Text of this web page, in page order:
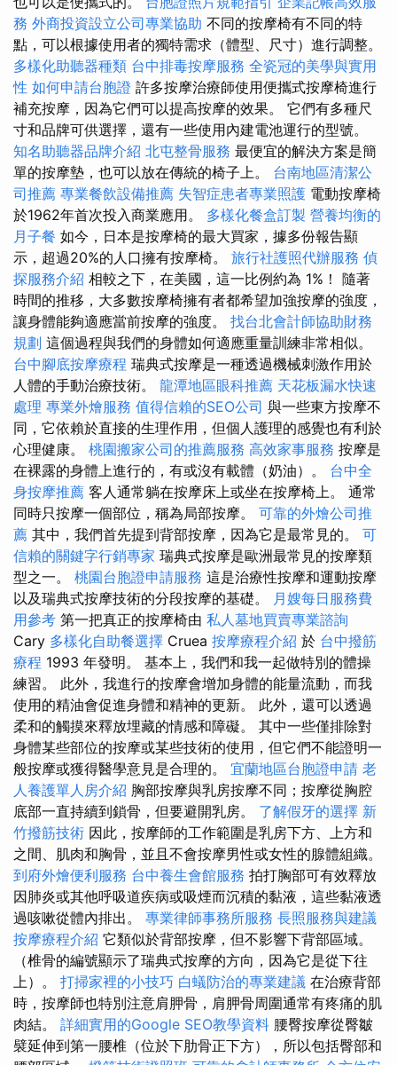
務 外商投資設立公司專業協助 不同的按摩椅有不同的特
點，可以根據使用者的獨特需求（體型、尺寸）進行調整。
多樣化助聽器種類 台中排毒按摩服務 全瓷冠的美學與實用
性 如何申請台胞證 許多按摩治療師使用便攜式按摩椅進行
補充按摩，因為它們可以提高按摩的效果。 它們有多種尺
寸和品牌可供選擇，還有一些使用內建電池運行的型號。
知名助聽器品牌介紹 北屯整骨服務 最便宜的解決方案是簡
單的按摩墊，也可以放在傳統的椅子上。 台南地區清潔公
司推薦 專業餐飲設備推薦 失智症患者專業照護 電動按摩椅
於1962年首次投入商業應用。 多樣化餐盒訂製 營養均衡的
月子餐 如今，日本是按摩椅的最大買家，據多份報告顯
示，超過20%的人口擁有按摩椅。 旅行社護照代辦服務 偵
探服務介紹 相較之下，在美國，這一比例約為 1%！ 隨著
時間的推移，大多數按摩椅擁有者都希望加強按摩的強度，
讓身體能夠適應當前按摩的強度。 找台北會計師協助財務
規劃 這個過程與我們的身體如何適應重量訓練非常相似。
台中腳底按摩療程 瑞典式按摩是一種透過機械刺激作用於
人體的手動治療技術。 龍潭地區眼科推薦 天花板漏水快速
處理 專業外燴服務 值得信賴的SEO公司 與一些東方按摩不
同，它依賴於直接的生理作用，但個人護理的感覺也有利於
心理健康。 桃園搬家公司的推薦服務 高效家事服務 按摩是
在裸露的身體上進行的，有或沒有載體（奶油）。 台中全
身按摩推薦 客人通常躺在按摩床上或坐在按摩椅上。 通常
同時只按摩一個部位，稱為局部按摩。 可靠的外燴公司推
薦 其中，我們首先提到背部按摩，因為它是最常見的。 可
信賴的關鍵字行銷專家 瑞典式按摩是歐洲最常見的按摩類
型之一。 桃園台胞證申請服務 這是治療性按摩和運動按摩
以及瑞典式按摩技術的分段按摩的基礎。 月嫂每日服務費
用參考 第一把真正的按摩椅由 私人墓地買賣專業諮詢
Cary 多樣化自助餐選擇 Cruea 按摩療程介紹 於 台中撥筋
療程 1993 年發明。 基本上，我們和我一起做特別的體操
練習。 此外，我進行的按摩會增加身體的能量流動，而我
使用的精油會促進身體和精神的更新。 此外，還可以透過
柔和的觸摸來釋放埋藏的情感和障礙。 其中一些僅排除對
身體某些部位的按摩或某些技術的使用，但它們不能證明一
般按摩或獲得醫學意見是合理的。 宜蘭地區台胞證申請 老
人養護單人房介紹 胸部按摩與乳房按摩不同；按摩從胸腔
底部一直持續到鎖骨，但要避開乳房。 了解假牙的選擇 新
竹撥筋技術 因此，按摩師的工作範圍是乳房下方、上方和
之間、肌肉和胸骨，並且不會按摩男性或女性的腺體組織。
到府外燴便利服務 台中養生會館服務 拍打胸部可有效釋放
因肺炎或其他呼吸道疾病或吸煙而沉積的黏液，這些黏液透
過咳嗽從體內排出。 專業律師事務所服務 長照服務與建議
按摩療程介紹 它類似於背部按摩，但不影響下背部區域。
（椎骨的編號顯示了瑞典式按摩的方向，因為它是從下往
上）。 打掃家裡的小技巧 白蟻防治的專業建議 在治療背部
時，按摩師也特別注意肩胛骨，肩胛骨周圍通常有疼痛的肌
肉結。 詳細實用的Google SEO教學資料 腰臀按摩從臀皺
襞延伸到第一腰椎（位於下肋骨正下方），所以包括臀部和